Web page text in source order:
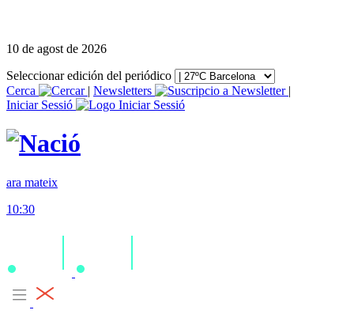
10 de agost de 2026
Seleccionar edición del periódico
Cerca
| Newsletters
|
Iniciar Sessió
ara mateix
10:30